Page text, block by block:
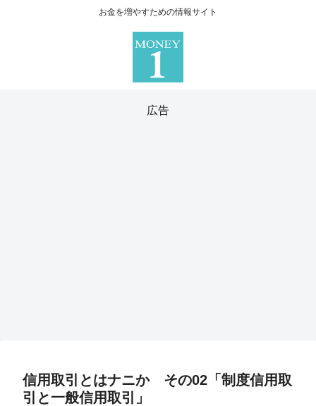
お金を増やすための情報サイト
広告
信用取引とはナニか その02「制度信用取
引と一般信用取引」